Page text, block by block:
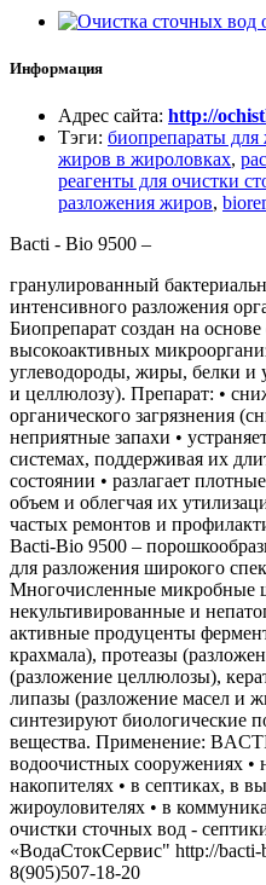
Информация
Адрес сайта: http://
Тэги: биопрепараты для
жиров в жироловках,
реагенты для очистки
разложения жиров,
Bacti - Bio 9500 –
гранулированный
интенсивного разложения
Биопрепарат создан на
высокоактивных
углеводороды, жиры, белки и
и целлюлозу). Препарат: •
органического загрязнения
неприятные запахи •
системах, поддерживая их
состоянии • разлагает
объем и облегчая их
частых ремонтов и
Bacti-Bio 9500 –
для разложения широкого
Многочисленные микробные
некультивированные и
активные продуценты
крахмала), протеазы
(разложение целлюлозы),
липазы (разложение масел и
синтезируют биологические
вещества. Применение:
водоочистных сооружениях •
накопителях • в септиках, в
жироуловителях • в
очистки сточных вод -
«ВодаСтокСервис" http://
8(905)507-18-20